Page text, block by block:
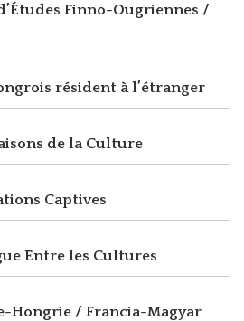
Finno-Ougriennes /
résident à l’étranger
de la Culture
Captives
Entre les Cultures
Hongrie / Francia-Magyar